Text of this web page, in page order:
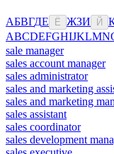
АБВГДЕ Ё ЖЗИ Й
ABCDEFGHIJKLMN
sale manager
sales account manager
sales administrator
sales and marketing
sales and marketing
sales assistant
sales coordinator
sales development